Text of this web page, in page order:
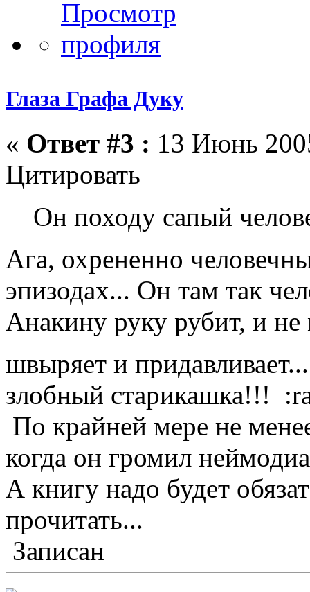
Глаза Графа Дуку
« Ответ #3 : 13 Июнь
Цитировать
Он походу сапый
Ага, охрененно
эпизодах... Он там так
Анакину руку рубит, и
швыряет и
злобный старикашка!!!
По крайней мере не
когда он громил
А книгу надо будет
прочитать...
Записан